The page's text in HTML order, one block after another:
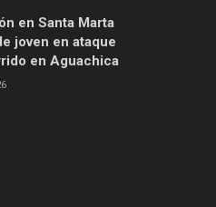
en Santa Marta
joven en ataque
en Aguachica